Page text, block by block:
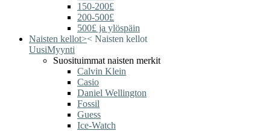
150-200£
200-500£
500£ ja ylöspäin
Naisten kellot>< Naisten kellot
UusiMyynti
Suosituimmat naisten merkit
Calvin Klein
Casio
Daniel Wellington
Fossil
Guess
Ice-Watch